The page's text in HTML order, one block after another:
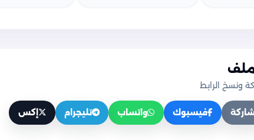
ونسخ الرابط
فيسبوك واتساب تليجرام إكس